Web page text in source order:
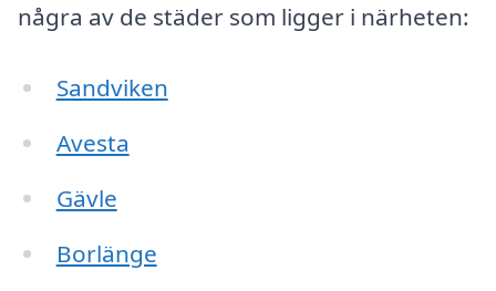
några av de städer som ligger i närheten:
Sandviken
Avesta
Gävle
Borlänge